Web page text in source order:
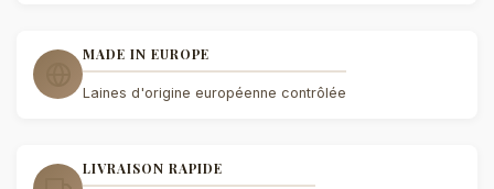
MADE IN EUROPE
Laines d'origine européenne contrôlée
LIVRAISON RAPIDE